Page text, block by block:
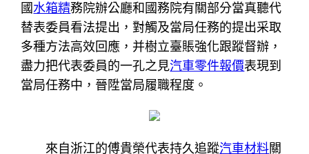
國水箱精務院辦公廳和國務院有關部分當真聽代
替表委員看法提出，對觸及當局任務的提出采取
多種方法高效回應，并樹立臺賬強化跟蹤督辦，
盡力把代表委員的一孔之見汽車零件報價表現到
當局任務中，晉陞當局履職程度。
來自浙江的傅貴榮代表持久追蹤汽車材料關